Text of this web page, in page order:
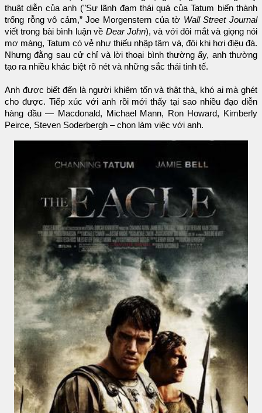
thuật diễn của anh ("Sự lãnh đạm thái quá của Tatum biến thành
trống rỗng vô cảm,” Joe Morgenstern của tờ Wall Street Journal
viết trong bài bình luận về Dear John), và với đôi mắt và giọng nói
mơ màng, Tatum có vẻ như thiếu nhập tâm và, đôi khi hơi điệu đà.
Nhưng đằng sau cử chỉ và lời thoại bình thường ấy, anh thường
tạo ra nhiều khác biệt rõ nét và những sắc thái tinh tế.
Anh được biết đến là người khiêm tốn và thật thà, khó ai mà ghét
cho được. Tiếp xúc với anh rồi mới thấy tại sao nhiều đạo diễn
hàng đầu — Macdonald, Michael Mann, Ron Howard, Kimberly
Peirce, Steven Soderbergh – chọn làm việc với anh.